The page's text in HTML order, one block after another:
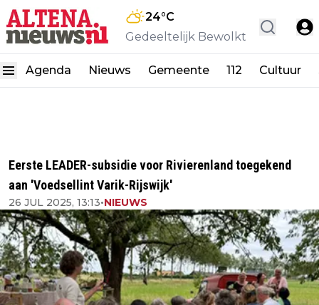
24°C
Gedeeltelijk Bewolkt
Agenda Nieuws Gemeente 112 Cultuur
Eerste LEADER-subsidie voor Rivierenland toegekend
aan 'Voedsellint Varik-Rijswijk'
26 JUL 2025, 13:13•NIEUWS